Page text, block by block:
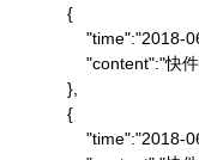
            {
            },
            {